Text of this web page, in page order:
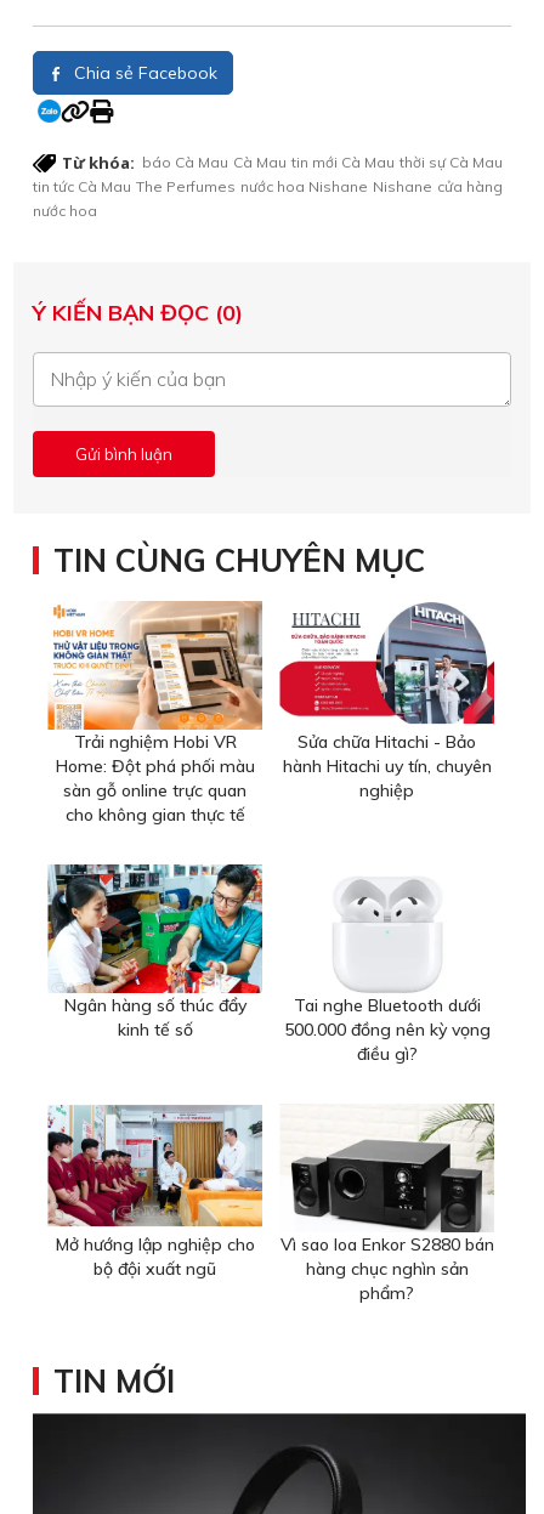
Chia sẻ Facebook
Từ khóa: báo Cà Mau Cà Mau tin mới Cà Mau thời sự Cà Mau
tin tức Cà Mau The Perfumes nước hoa Nishane Nishane cửa hàng
nước hoa
Ý KIẾN BẠN ĐỌC (0)
TIN CÙNG CHUYÊN MỤC
Trải nghiệm Hobi VR
Home: Đột phá phối màu
sàn gỗ online trực quan
cho không gian thực tế
Sửa chữa Hitachi - Bảo
hành Hitachi uy tín, chuyên
nghiệp
Ngân hàng số thúc đẩy
kinh tế số
Tai nghe Bluetooth dưới
500.000 đồng nên kỳ vọng
điều gì?
Mở hướng lập nghiệp cho
bộ đội xuất ngũ
Vì sao loa Enkor S2880 bán
hàng chục nghìn sản
phẩm?
TIN MỚI